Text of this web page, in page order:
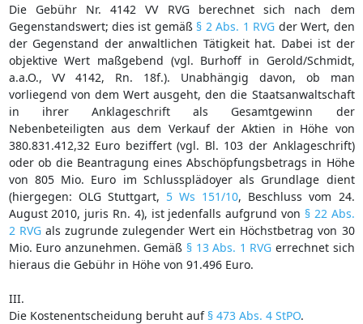
Die Gebühr Nr. 4142 VV RVG berechnet sich nach dem
Gegenstandswert; dies ist gemäß § 2 Abs. 1 RVG der Wert, den
der Gegenstand der anwaltlichen Tätigkeit hat. Dabei ist der
objektive Wert maßgebend (vgl. Burhoff in Gerold/Schmidt,
a.a.O., VV 4142, Rn. 18f.). Unabhängig davon, ob man
vorliegend von dem Wert ausgeht, den die Staatsanwaltschaft
in ihrer Anklageschrift als Gesamtgewinn der
Nebenbeteiligten aus dem Verkauf der Aktien in Höhe von
380.831.412,32 Euro beziffert (vgl. Bl. 103 der Anklageschrift)
oder ob die Beantragung eines Abschöpfungsbetrags in Höhe
von 805 Mio. Euro im Schlussplädoyer als Grundlage dient
(hiergegen: OLG Stuttgart, 5 Ws 151/10, Beschluss vom 24.
August 2010, juris Rn. 4), ist jedenfalls aufgrund von § 22 Abs.
2 RVGals zugrunde zulegender Wert ein Höchstbetrag von 30
Mio. Euro anzunehmen. Gemäß § 13 Abs. 1 RVG errechnet sich
hieraus die Gebühr in Höhe von 91.496 Euro.
III.
Die Kostenentscheidung beruht auf § 473 Abs. 4 StPO.